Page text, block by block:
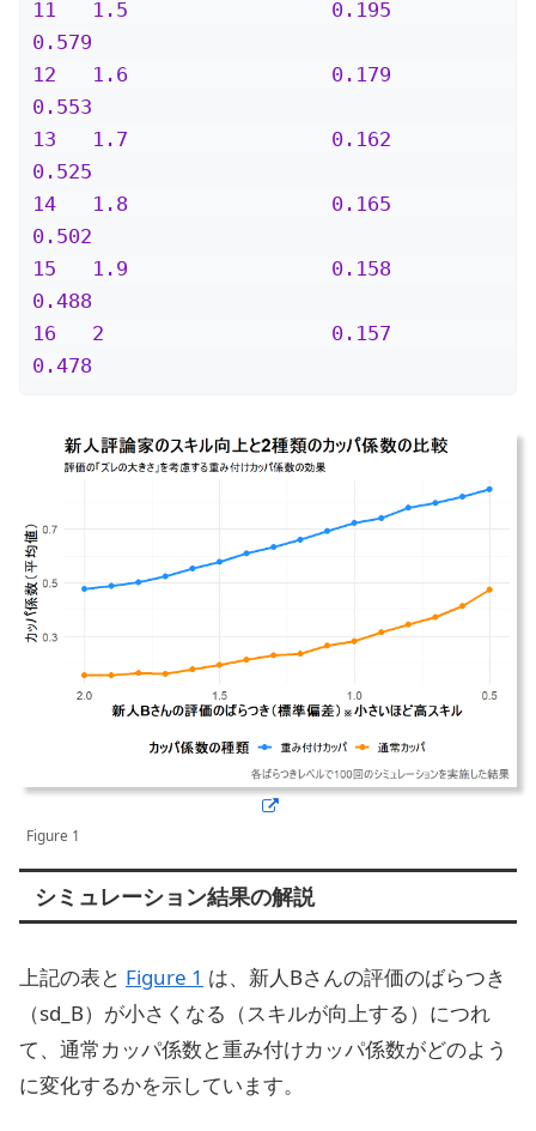
11   1.5                 0.195
0.579
12   1.6                 0.179
0.553
13   1.7                 0.162
0.525
14   1.8                 0.165
0.502
15   1.9                 0.158
0.488
16   2                   0.157
0.478
Figure 1
シミュレーション結果の解説
上記の表と Figure 1 は、新人Bさんの評価のばらつき
（sd_B）が小さくなる（スキルが向上する）につれ
て、通常カッパ係数と重み付けカッパ係数がどのよう
に変化するかを示しています。